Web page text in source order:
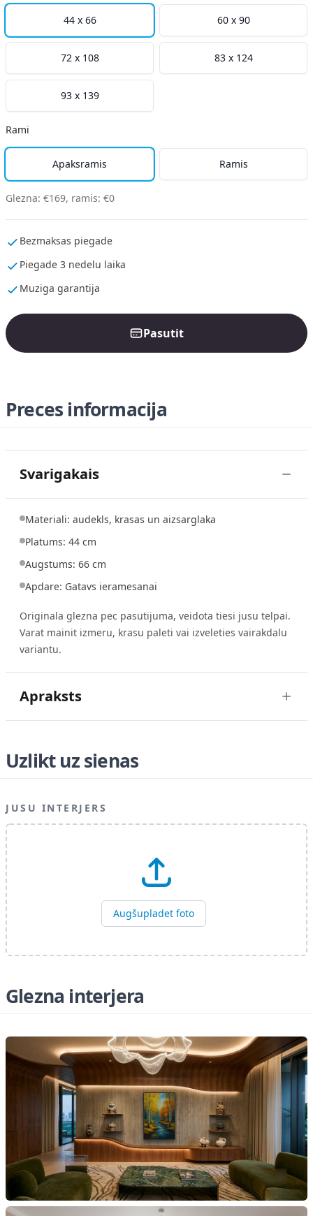
44 x 66 60 x 90
72 x 108 83 x 124
93 x 139
Rami
Apaksramis Ramis
Glezna: €169, ramis: €0
Bezmaksas piegade
Piegade 3 nedelu laika
Muziga garantija
Pasutit
Preces informacija
Svarigakais
Materiali: audekls, krasas un aizsarglaka
Platums: 44 cm
Augstums: 66 cm
Apdare: Gatavs ieramesanai
Originala glezna pec pasutijuma, veidota tiesi jusu telpai.
Varat mainit izmeru, krasu paleti vai izveleties vairakdalu
variantu.
Apraksts
Uzlikt uz sienas
JUSU INTERJERS
Augšupladet foto
Glezna interjera